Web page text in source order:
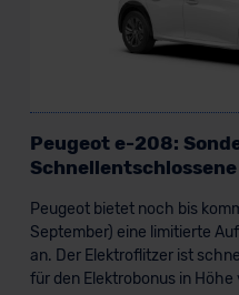
Peugeot e-208:
Schnellentschlossene
Peugeot bietet noch bis
September) eine limitierte
an. Der Elektroflitzer ist
für den Elektrobonus in